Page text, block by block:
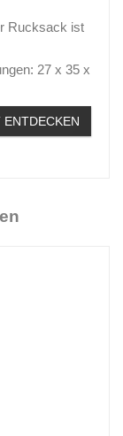
Rucksack ist
27 x 35 x
ENTDECKEN